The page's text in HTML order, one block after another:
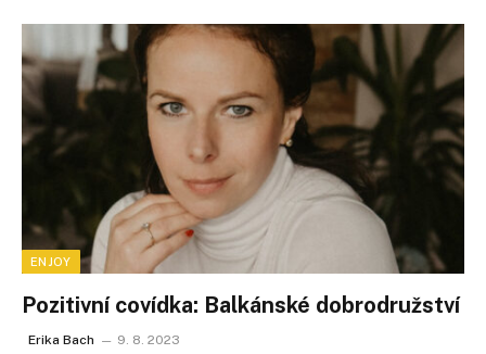
ENJOY
Pozitivní covídka: Balkánské dobrodružství
Erika Bach 9. 8. 2023